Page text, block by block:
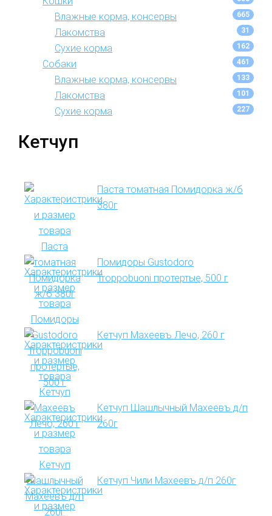
Влажные корма, консервы 665
Лакомства 31
Сухие корма 162
Собаки 461
Влажные корма, консервы 133
Лакомства 101
Сухие корма 227
Кетчуп
Паста томатная Помидорка ж/б
380г
Помидоры Gustodoro
Troppobuoni протертые, 500 г
Кетчуп Махеевъ Лечо, 260 г
Кетчуп Шашлычный Махеевъ д/п
260г
Кетчуп Чили Махеевъ д/п 260г